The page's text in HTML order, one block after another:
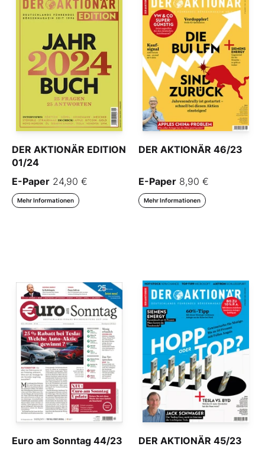
DER AKTIONÄR EDITION
01/24
E-Paper 24,90 €
Mehr Informationen
DER AKTIONÄR 46/23
E-Paper 8,90 €
Mehr Informationen
Euro am Sonntag 44/23 DER AKTIONÄR 45/23